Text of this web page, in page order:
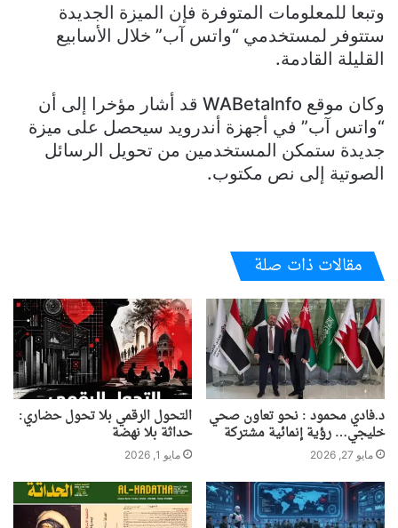
وتبعا للمعلومات المتوفرة فإن الميزة الجديدة
ستتوفر لمستخدمي “واتس آب” خلال الأسابيع
القليلة القادمة.
وكان موقع WABetaInfo قد أشار مؤخرا إلى أن
“واتس آب” في أجهزة أندرويد سيحصل على ميزة
جديدة ستمكن المستخدمين من تحويل الرسائل
الصوتية إلى نص مكتوب.
مقالات ذات صلة
د.فادي محمود : نحو تعاون صحي
خليجي… رؤية إنمائية مشتركة
مايو 27, 2026
التحول الرقمي بلا تحول حضاري:
حداثة بلا نهضة
مايو 1, 2026